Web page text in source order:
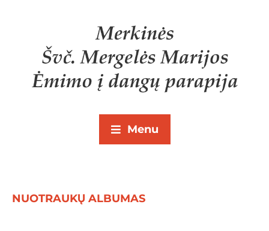
Menu
NUOTRAUKŲ ALBUMAS